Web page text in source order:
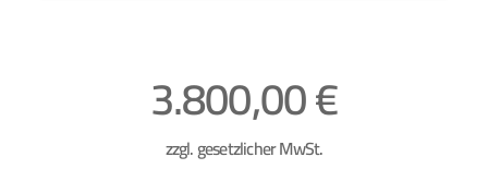
3.800,00 €
zzgl. gesetzlicher MwSt.